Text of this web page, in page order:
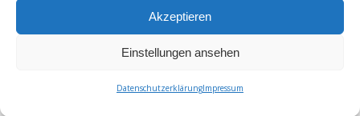
Akzeptieren
Einstellungen ansehen
DatenschutzerklärungImpressum
Datenschutzerklärung